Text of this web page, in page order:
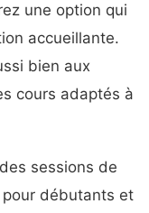
une option qui
accueillante.
bien aux
cours adaptés à
sessions de
débutants et